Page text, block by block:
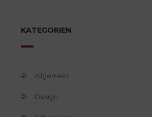
KATEGORIEN
Allgemein
Design